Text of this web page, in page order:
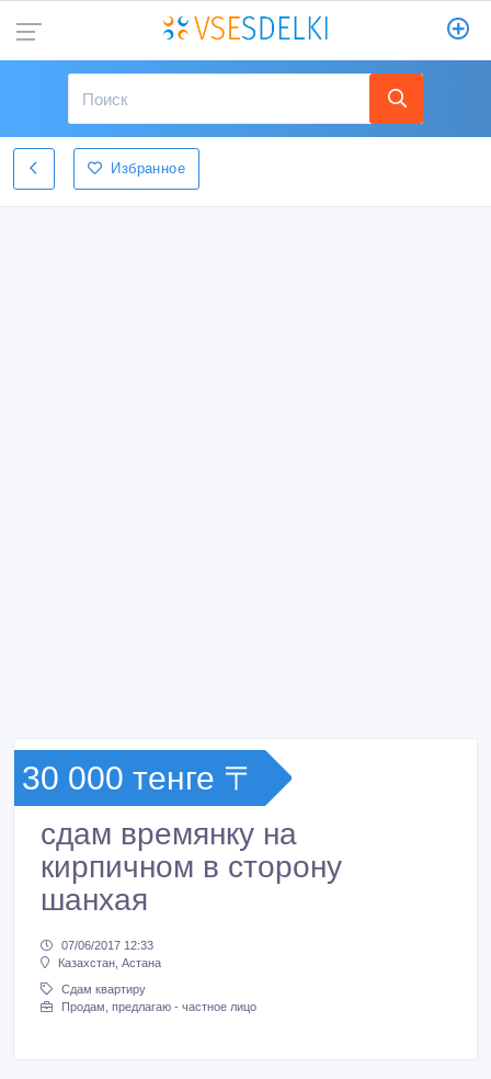
Избранное
30 000 тенге 〒
сдам времянку на
кирпичном в сторону
шанхая
07/06/2017 12:33
Казахстан, Астана
Сдам квартиру
Продам, предлагаю - частное лицо